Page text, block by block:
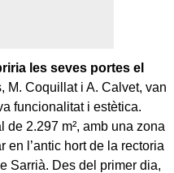
les seves portes el
M. Coquillat i A. Calvet, van
funcionalitat i estètica.
de 2.297 m², amb una zona
en l’antic hort de la rectoria
Sarrià. Des del primer dia,